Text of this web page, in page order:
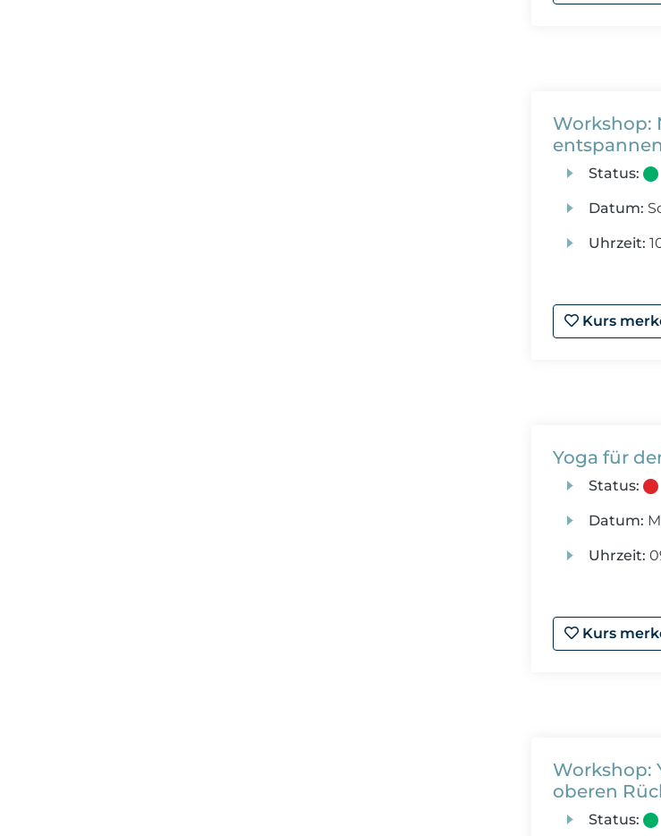
Workshop:
entspannen
Status:
Datum:
Uhrzeit:
Kurs
Yoga für
Status:
Datum:
Uhrzeit:
Kurs
Workshop:
oberen
Status: